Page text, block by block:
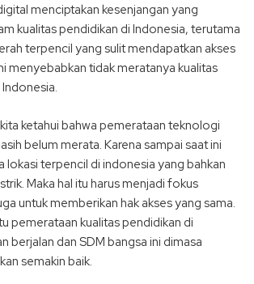
menciptakan kesenjangan yang
kualitas pendidikan di Indonesia, terutama
terpencil yang sulit mendapatkan akses
menyebabkan tidak meratanya kualitas
ketahui bahwa pemerataan teknologi
belum merata. Karena sampai saat ini
lokasi terpencil di indonesia yang bahkan
Maka hal itu harus menjadi fokus
untuk memberikan hak akses yang sama.
pemerataan kualitas pendidikan di
berjalan dan SDM bangsa ini dimasa
semakin baik.